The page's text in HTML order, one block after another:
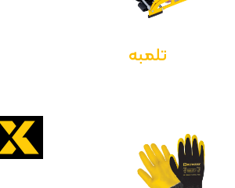
تلمبه